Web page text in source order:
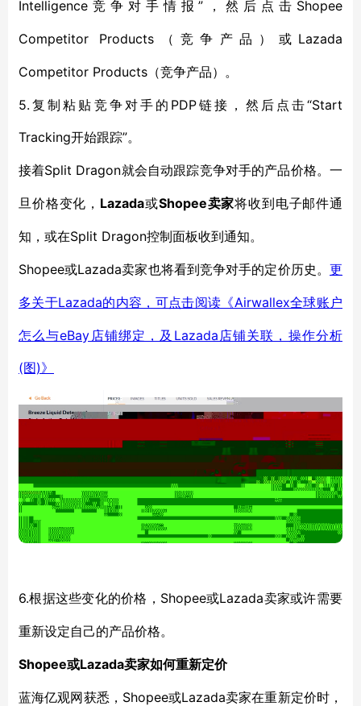
Intelligence 竞争对手情报” ，然后点击 Shopee
Competitor Products （竞争产品 ）或 Lazada
Competitor Products （竞争产品） 。
5.复制粘贴竞争对手的PDP链接，然后点击“Start
Tracking开始跟踪”。
接着Split Dragon就会自动跟踪竞争对手的产品价格。一
旦价格变化， Lazada或Shopee卖家将收到 电子邮件通
知，或在Split Dragon控制面板收到通知。
Shopee或Lazada卖家也将看到竞争对手的定价历史。更
多关于Lazada的内容，可点击阅读《Airwallex全球账户
怎么与eBay店铺绑定，及Lazada店铺关联，操作分析
(图)》
6.根据这些变化的价格， Shopee或Lazada卖家或许需要
重新设定自己的产品价格。
Shopee或Lazada卖家如何重新定价
蓝海亿观网获悉， Shopee或Lazada卖家在重新定价时，